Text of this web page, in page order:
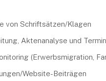
von Schriftsätzen/Klagen
Aktenanalyse und
(Erwerbsmigration,
Website-Beiträgen